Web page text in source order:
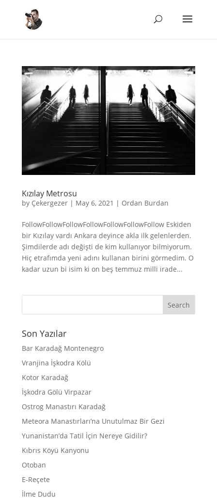
Kızılay Metrosu
by Çekergezer| May 6, 2021 | Ordan Burdan
FollowFollowFollowFollowFollowFollowFollow Eskiden
bir Kızılay vardı Ankara deyince akla ilk gelenlerden.
Şimdilerde adı değişti de kim kullanıyor bilmiyorum.
Hiç etrafımda yeni adını kullanan birini görmedim. O
kadar uzun bi isim ki on beş temmuz milli irade...
Son Yazılar
Bar Karadağ Montenegro
Vranjina İşkodra Kölü
Kotor Karadağ
İşkodra Gölü Virpazar
Ostrog Manastırı Karadağ
Meteora Manastırları’na Unutulmaz Bir Gezi
Yunanistan’da Tatil İçin Nereye Gidilir?
Kıbrıs Köyü Kanyonu
Otoban
E-Reçete
İlme Dudu